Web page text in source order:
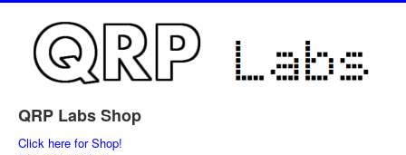
QRP Labs Shop
Click here for Shop!